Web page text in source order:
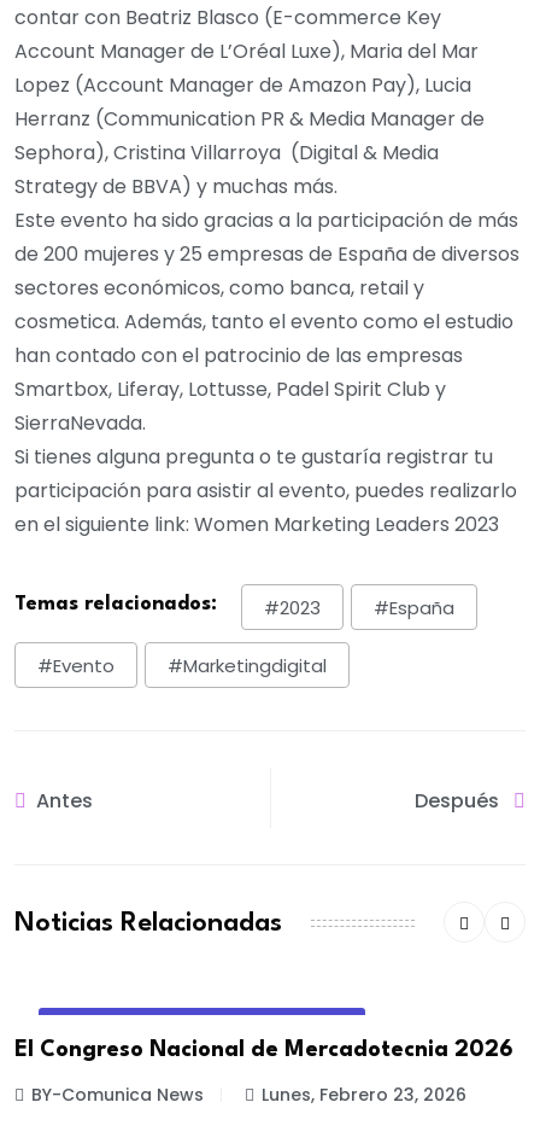
contar con Beatriz Blasco (E-commerce Key
Account Manager de L’Oréal Luxe), Maria del Mar
Lopez (Account Manager de Amazon Pay), Lucia
Herranz (Communication PR & Media Manager de
Sephora), Cristina Villarroya (Digital & Media
Strategy de BBVA) y muchas más.
Este evento ha sido gracias a la participación de más
de 200 mujeres y 25 empresas de España de diversos
sectores económicos, como banca, retail y
cosmetica. Además, tanto el evento como el estudio
han contado con el patrocinio de las empresas
Smartbox, Liferay, Lottusse, Padel Spirit Club y
SierraNevada.
Si tienes alguna pregunta o te gustaría registrar tu
participación para asistir al evento, puedes realizarlo
en el siguiente link: Women Marketing Leaders 2023
Temas relacionados: #2023 #España
#evento #marketingdigital
Antes Después
Noticias Relacionadas
El Congreso Nacional de Mercadotecnia 2026
BY-Comunica News Lunes, Febrero 23, 2026